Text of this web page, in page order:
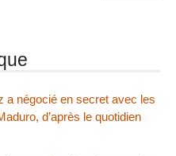
a négocié en secret avec les
d’après le quotidien